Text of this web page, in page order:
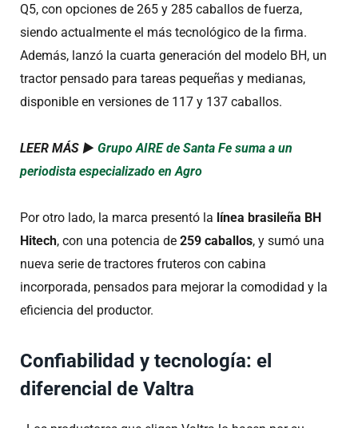
Q5, con opciones de 265 y 285 caballos de fuerza,
siendo actualmente el más tecnológico de la firma.
Además, lanzó la cuarta generación del modelo BH, un
tractor pensado para tareas pequeñas y medianas,
disponible en versiones de 117 y 137 caballos.
LEER MÁS ► Grupo AIRE de Santa Fe suma a un
periodista especializado en Agro
Por otro lado, la marca presentó la línea brasileña BH
Hitech, con una potencia de 259 caballos, y sumó una
nueva serie de tractores fruteros con cabina
incorporada, pensados para mejorar la comodidad y la
eficiencia del productor.
Confiabilidad y tecnología: el
diferencial de Valtra